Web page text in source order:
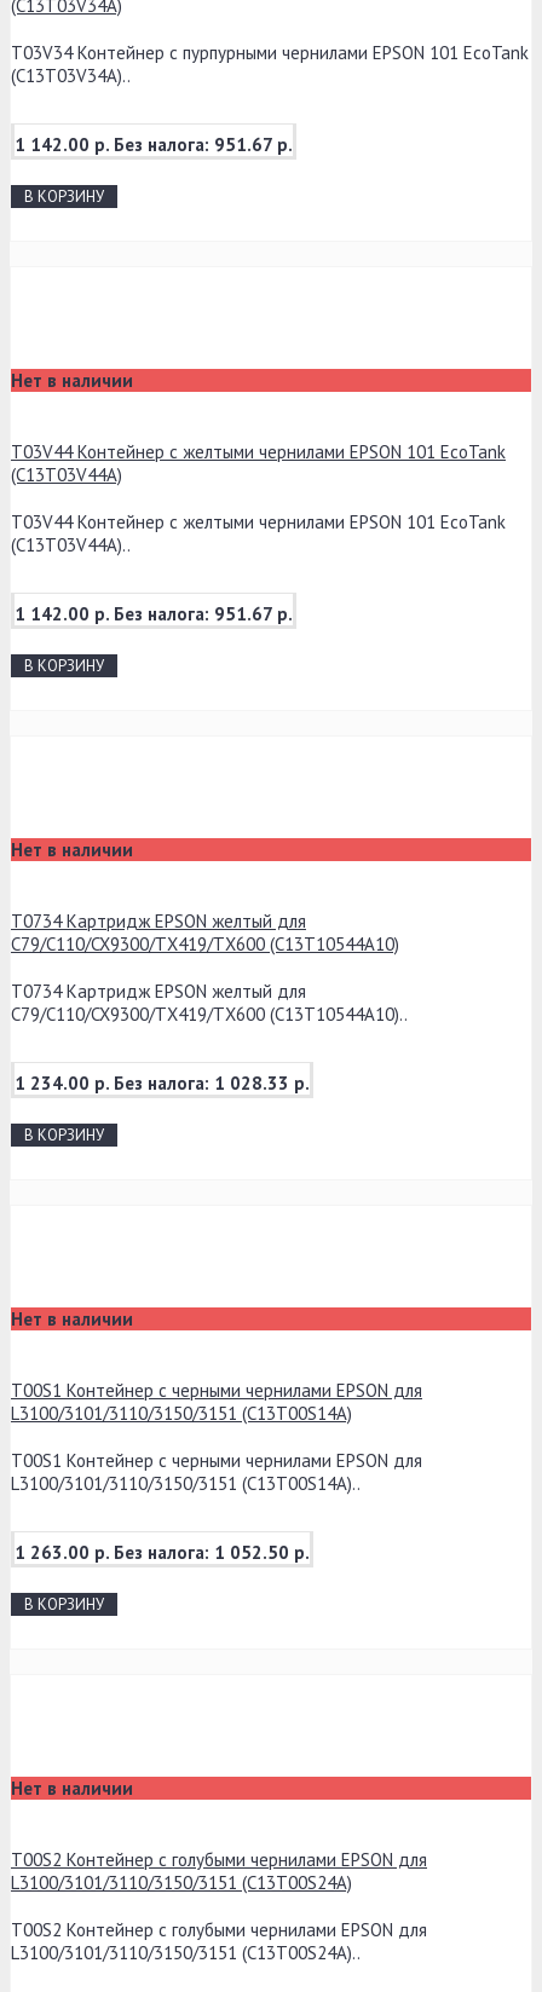
(C13T03V34A)
T03V34 Контейнер с пурпурными чернилами EPSON 101 EcoTank
(C13T03V34A)..
1 142.00 р. Без налога: 951.67 р.
В КОРЗИНУ
Нет в наличии
T03V44 Контейнер с желтыми чернилами EPSON 101 EcoTank
(C13T03V44A)
T03V44 Контейнер с желтыми чернилами EPSON 101 EcoTank
(C13T03V44A)..
1 142.00 р. Без налога: 951.67 р.
В КОРЗИНУ
Нет в наличии
T0734 Картридж EPSON желтый для
C79/C110/CX9300/TX419/TX600 (C13T10544A10)
T0734 Картридж EPSON желтый для
C79/C110/CX9300/TX419/TX600 (C13T10544A10)..
1 234.00 р. Без налога: 1 028.33 р.
В КОРЗИНУ
Нет в наличии
T00S1 Контейнер с черными чернилами EPSON для
L3100/3101/3110/3150/3151 (C13T00S14A)
T00S1 Контейнер с черными чернилами EPSON для
L3100/3101/3110/3150/3151 (C13T00S14A)..
1 263.00 р. Без налога: 1 052.50 р.
В КОРЗИНУ
Нет в наличии
T00S2 Контейнер с голубыми чернилами EPSON для
L3100/3101/3110/3150/3151 (C13T00S24A)
T00S2 Контейнер с голубыми чернилами EPSON для
L3100/3101/3110/3150/3151 (C13T00S24A)..